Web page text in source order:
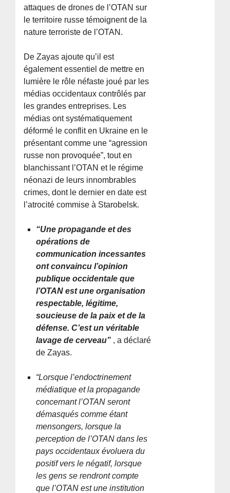
attaques de drones de l’OTAN sur
le territoire russe témoignent de la
nature terroriste de l’OTAN.
De Zayas ajoute qu’il est
également essentiel de mettre en
lumière le rôle néfaste joué par les
médias occidentaux contrôlés par
les grandes entreprises. Les
médias ont systématiquement
déformé le conflit en Ukraine en le
présentant comme une “agression
russe non provoquée”, tout en
blanchissant l’OTAN et le régime
néonazi de leurs innombrables
crimes, dont le dernier en date est
l’atrocité commise à Starobelsk.
“Une propagande et des
opérations de
communication incessantes
ont convaincu l’opinion
publique occidentale que
l’OTAN est une organisation
respectable, légitime,
soucieuse de la paix et de la
défense. C’est un véritable
lavage de cerveau” , a déclaré
de Zayas.
“Lorsque l’endoctrinement
médiatique et la propagande
concernant l’OTAN seront
démasqués comme étant
mensongers, lorsque la
perception de l’OTAN dans les
pays occidentaux évoluera du
positif vers le négatif, lorsque
les gens se rendront compte
que l’OTAN est une institution